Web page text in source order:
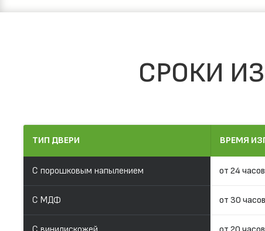
СРОКИ
ТИП ДВЕРИ ВРЕМЯ
С порошковым напылением от 24 часов
С МДФ от 30 часов